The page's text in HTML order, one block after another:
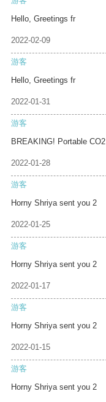
Hello, Greetings fr
2022-02-09
游客
Hello, Greetings fr
2022-01-31
游客
BREAKING! Portable CO2
2022-01-28
游客
Horny Shriya sent you 2
2022-01-25
游客
Horny Shriya sent you 2
2022-01-17
游客
Horny Shriya sent you 2
2022-01-15
游客
Horny Shriya sent you 2